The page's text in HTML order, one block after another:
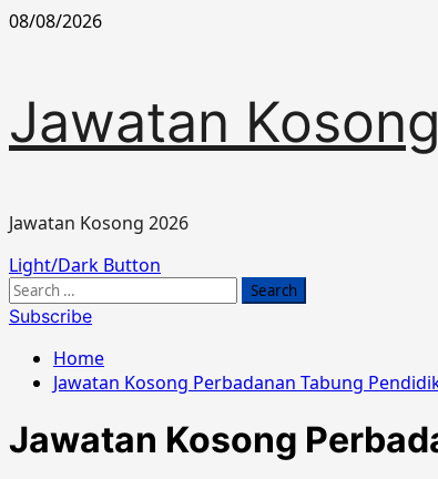
Skip
08/08/2026
Jawatan
Jawatan Kosong 2026
Primary
Menu
Light/Dark Button
Search
for:
Subscribe
Home
Jawatan Kosong Perbadanan Tabung
Jawatan Kosong